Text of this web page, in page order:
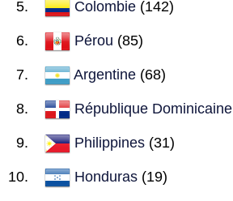
Colombie (142)
Pérou (85)
Argentine (68)
République Dominicaine
Philippines (31)
Honduras (19)